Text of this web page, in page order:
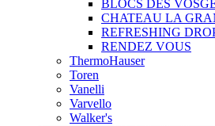
BLOCS DES
CHATEAU LA
REFRESHING
RENDEZ VOUS
ThermoHauser
Toren
Vanelli
Varvello
Walker's